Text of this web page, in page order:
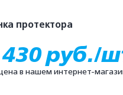
протектора
430 руб./
в нашем интернет-